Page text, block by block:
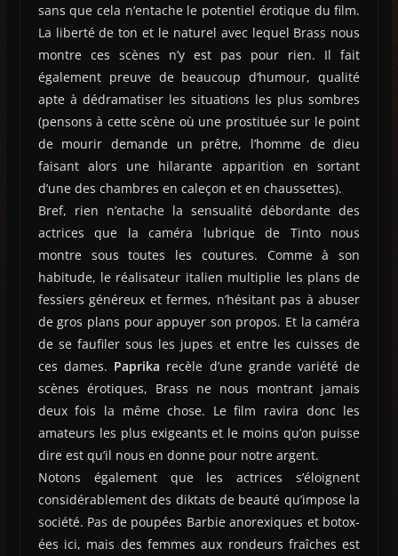
sans que cela n’entache le potentiel érotique du film.
La liberté de ton et le naturel avec lequel Brass nous
montre ces scènes n’y est pas pour rien. Il fait
également preuve de beaucoup d’humour, qualité
apte à dédramatiser les situations les plus sombres
(pensons à cette scène où une prostituée sur le point
de mourir demande un prêtre, l’homme de dieu
faisant alors une hilarante apparition en sortant
d’une des chambres en caleçon et en chaussettes).
Bref, rien n’entache la sensualité débordante des
actrices que la caméra lubrique de Tinto nous
montre sous toutes les coutures. Comme à son
habitude, le réalisateur italien multiplie les plans de
fessiers généreux et fermes, n’hésitant pas à abuser
de gros plans pour appuyer son propos. Et la caméra
de se faufiler sous les jupes et entre les cuisses de
ces dames. Paprika recèle d’une grande variété de
scènes érotiques, Brass ne nous montrant jamais
deux fois la même chose. Le film ravira donc les
amateurs les plus exigeants et le moins qu’on puisse
dire est qu’il nous en donne pour notre argent.
Notons également que les actrices s’éloignent
considérablement des diktats de beauté qu’impose la
société. Pas de poupées Barbie anorexiques et botox-
ées ici, mais des femmes aux rondeurs fraîches est